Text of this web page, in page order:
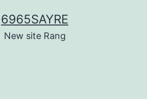
6965SAYRE
New site Rang